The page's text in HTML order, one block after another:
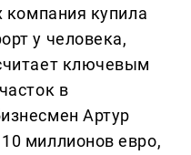
компания купила
у человека,
ключевым
в
Артур
миллионов евро,